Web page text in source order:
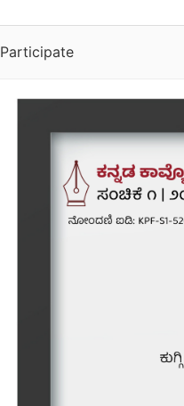
Participate